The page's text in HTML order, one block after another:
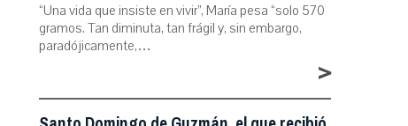
“Una vida que insiste en vivir”, María pesa “solo 570
gramos. Tan diminuta, tan frágil y, sin embargo,
paradójicamente,…
>